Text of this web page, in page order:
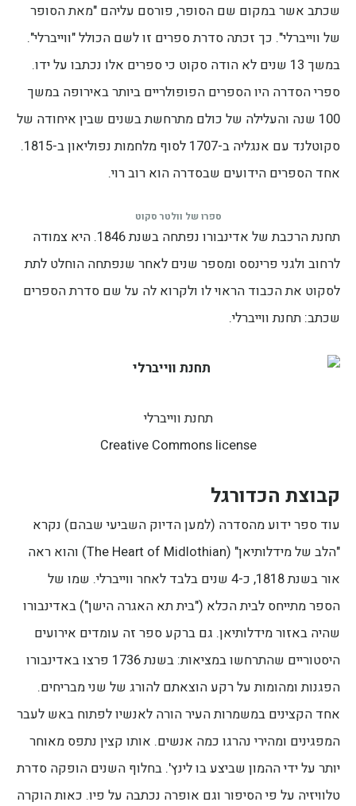
שכתב אשר במקום שם הסופר, פורסם עליהם "מאת הסופר
של ווייברלי". כך זכתה סדרת ספרים זו לשם הכולל "ווייברלי".
במשך 13 שנים לא הודה סקוט כי ספרים אלו נכתבו על ידו.
ספרי הסדרה היו הספרים הפופולריים ביותר באירופה במשך
100 שנה והעלילה של כולם מתרחשת בשנים שבין איחודה של
סקוטלנד עם אנגליה ב-1707 לסוף מלחמות נפוליאון ב-1815.
אחד הספרים הידועים שבסדרה הוא רוב רוי.
ספרו של וולטר סקוט
תחנת הרכבת של אדינבורו נפתחה בשנת 1846. היא צמודה
לרחוב ולגני פרינסס ומספר שנים לאחר שנפתחה הוחלט לתת
לסקוט את הכבוד הראוי לו ולקרוא לה על שם סדרת הספרים
שכתב: תחנת ווייברלי.
תחנת ווייברלי
Creative Commons license
קבוצת הכדורגל
עוד ספר ידוע מהסדרה (למען הדיוק השביעי שבהם) נקרא
"הלב של מידלותיאן" (The Heart of Midlothian) והוא ראה
אור בשנת 1818, כ-4 שנים בלבד לאחר ווייברלי. שמו של
הספר מתייחס לבית הכלא ("בית תא האגרה הישן") באדינבורו
שהיה באזור מידלותיאן. גם ברקע ספר זה עומדים אירועים
היסטוריים שהתרחשו במציאות: בשנת 1736 פרצו באדינבורו
הפגנות ומהומות על רקע הוצאתם להורג של שני מבריחים.
אחד הקצינים במשמרות העיר הורה לאנשיו לפתוח באש לעבר
המפגינים ומהירי נהרגו כמה אנשים. אותו קצין נתפס מאוחר
יותר על ידי ההמון שביצע בו לינץ'. בחלוף השנים הופקה סדרת
טלוויזיה על פי הסיפור וגם אופרה נכתבה על פיו. כאות הוקרה